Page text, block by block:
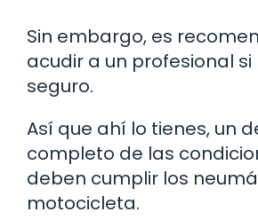
Sin embargo, es
acudir a un profesional
seguro.
Así que ahí lo tienes, un
completo de las
deben cumplir los
motocicleta.